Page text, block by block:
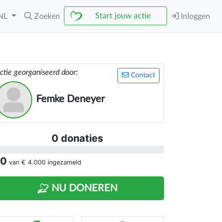
Zoeken Start jouw actie Inloggen
Contact
georganiseerd door:
Femke Deneyer
0 donaties
van € 4.000 ingezameld
NU DONEREN